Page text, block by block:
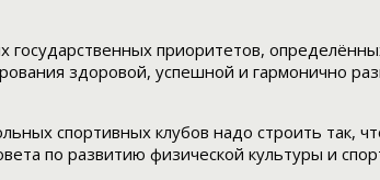
государственных приоритетов,
здоровой, успешной и гармонично
спортивных клубов надо строить так,
по развитию физической культуры и